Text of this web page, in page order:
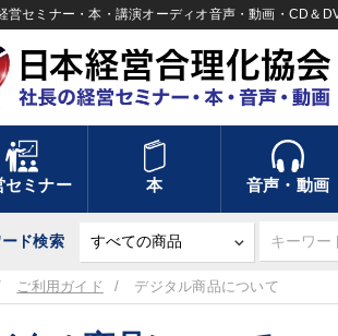
営セミナー・本・講演オーディオ音声・動画・CD＆
セミナー 本 音声・動画
ド検索
ご利用ガイド デジタル商品について